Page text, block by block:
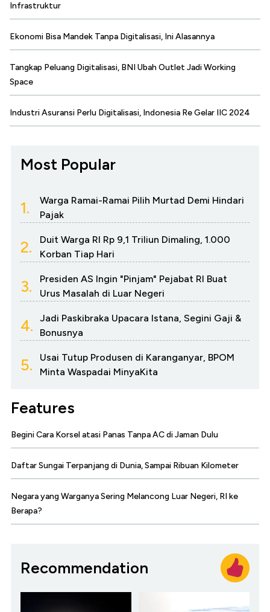
Infrastruktur
Ekonomi Bisa Mandek Tanpa Digitalisasi, Ini Alasannya
Tangkap Peluang Digitalisasi, BNI Ubah Outlet Jadi Working
Space
Industri Asuransi Perlu Digitalisasi, Indonesia Re Gelar IIC 2024
Most Popular
1.
Warga Ramai-Ramai Pilih Murtad Demi Hindari
Pajak
2.
Duit Warga RI Rp 9,1 Triliun Dimaling, 1.000
Korban Tiap Hari
3.
Presiden AS Ingin "Pinjam" Pejabat RI Buat
Urus Masalah di Luar Negeri
4.
Jadi Paskibraka Upacara Istana, Segini Gaji &
Bonusnya
5.
Usai Tutup Produsen di Karanganyar, BPOM
Minta Waspadai MinyaKita
Features
Begini Cara Korsel atasi Panas Tanpa AC di Jaman Dulu
Daftar Sungai Terpanjang di Dunia, Sampai Ribuan Kilometer
Negara yang Warganya Sering Melancong Luar Negeri, RI ke
Berapa?
Recommendation